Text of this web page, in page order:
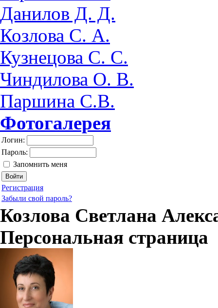
Данилов Д. Д.
Козлова С. А.
Кузнецова С. С.
Чиндилова О. В.
Паршина С.В.
Фотогалерея
Логин:
Пароль:
Запомнить меня
Регистрация
Забыли свой пароль?
Козлова Светлана
Персональная страница